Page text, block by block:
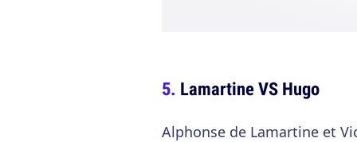
Lamartine VS Hugo
Alphonse de Lamartine et